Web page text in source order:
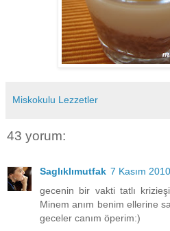
Miskokulu Lezzetler
43 yorum:
Saglıklımutfak 7 Kasım
gecenin bir vakti tatlı
Minem anım benim ellerine
geceler canım öperim:)